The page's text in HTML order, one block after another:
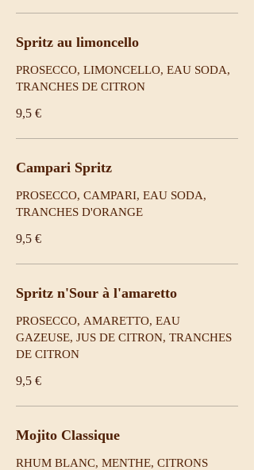
Spritz au limoncello
PROSECCO, LIMONCELLO, EAU SODA,
TRANCHES DE CITRON
9,5 €
Campari Spritz
PROSECCO, CAMPARI, EAU SODA,
TRANCHES D'ORANGE
9,5 €
Spritz n'Sour à l'amaretto
PROSECCO, AMARETTO, EAU
GAZEUSE, JUS DE CITRON, TRANCHES
DE CITRON
9,5 €
Mojito Classique
RHUM BLANC, MENTHE, CITRONS